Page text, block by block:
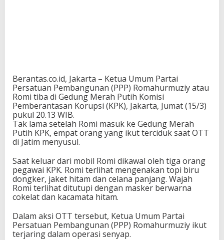
Berantas.co.id, Jakarta – Ketua Umum Partai
Persatuan Pembangunan (PPP) Romahurmuziy atau
Romi tiba di Gedung Merah Putih Komisi
Pemberantasan Korupsi (KPK), Jakarta, Jumat (15/3)
pukul 20.13 WIB.
Tak lama setelah Romi masuk ke Gedung Merah
Putih KPK, empat orang yang ikut terciduk saat OTT
di Jatim menyusul.
Saat keluar dari mobil Romi dikawal oleh tiga orang
pegawai KPK. Romi terlihat mengenakan topi biru
dongker, jaket hitam dan celana panjang. Wajah
Romi terlihat ditutupi dengan masker berwarna
cokelat dan kacamata hitam.
Dalam aksi OTT tersebut, Ketua Umum Partai
Persatuan Pembangunan (PPP) Romahurmuziy ikut
terjaring dalam operasi senyap.